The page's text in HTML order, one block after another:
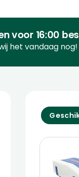
voor 16:00
het vandaag nog!